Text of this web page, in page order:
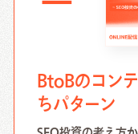
BtoBのコン
ちパターン